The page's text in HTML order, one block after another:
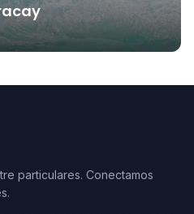
particulares. Conectamos